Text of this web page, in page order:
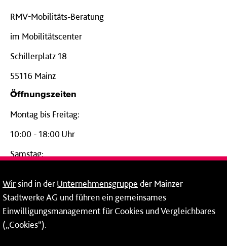
RMV-Mobilitäts-Beratung
im Mobilitätscenter
Schillerplatz 18
55116 Mainz
Öffnungszeiten
Montag bis Freitag:
10:00 - 18:00 Uhr
Samstag:
24-Stunden-Telefon*
06131 – 12 77 77
Fax: 06131 – 12 66 66
Wirsind in derUnternehmensgruppe der Mainzer
Stadtwerke AG und führen ein gemeinsames
Einwilligungsmanagement für Cookies und Vergleichbares
(„Cookies“).